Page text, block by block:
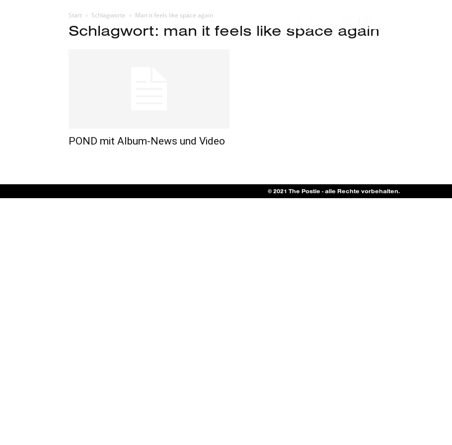
Start Schlagworte Man it feels like space again
Schlagwort: man it feels like space again
POND mit Album-News und Video
© 2021 The Postie - alle Rechte vorbehalten.